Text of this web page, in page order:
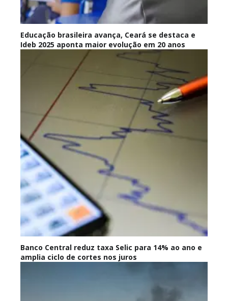
Educação brasileira avança, Ceará se destaca e
Ideb 2025 aponta maior evolução em 20 anos
Banco Central reduz taxa Selic para 14% ao ano e
amplia ciclo de cortes nos juros